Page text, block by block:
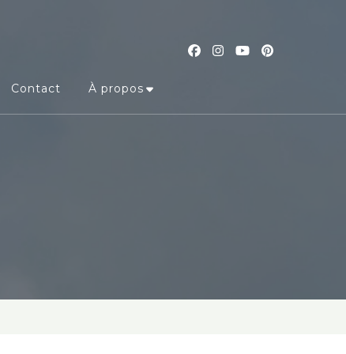
Contact À propos